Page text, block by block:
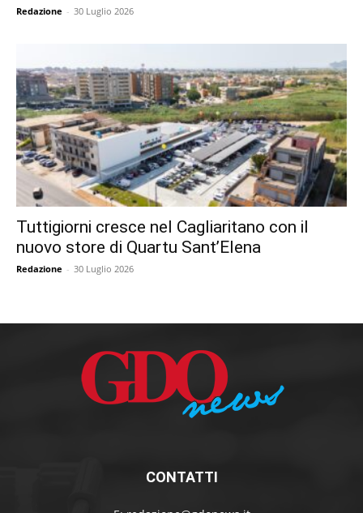
Redazione - 30 Luglio 2026
Tuttigiorni cresce nel Cagliaritano con il
nuovo store di Quartu Sant’Elena
Redazione - 30 Luglio 2026
CONTATTI